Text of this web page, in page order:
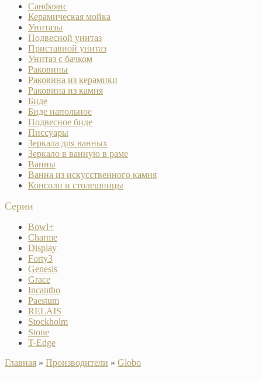
Санфаянс
Керамическая мойка
Унитазы
Подвесной унитаз
Приставной унитаз
Унитаз с бачком
Раковины
Раковина из керамики
Раковина из камня
Биде
Биде напольное
Подвесное биде
Писсуары
Зеркала для ванных
Зеркало в ванную в раме
Ванны
Ванна из искусственного камня
Консоли и столешницы
Серии
Bowl+
Charme
Display
Forty3
Genesis
Grace
Incantho
Paestum
RELAIS
Stockholm
Stone
T-Edge
Главная » Производители » Globo